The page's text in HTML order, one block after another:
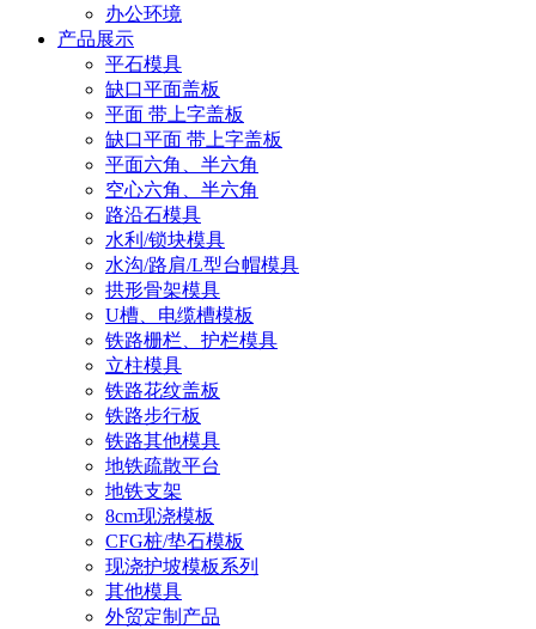
办公环境
产品展示
平石模具
缺口平面盖板
平面 带上字盖板
缺口平面 带上字盖板
平面六角、半六角
空心六角、半六角
路沿石模具
水利/锁块模具
水沟/路肩/L型台帽模具
拱形骨架模具
U槽、电缆槽模板
铁路栅栏、护栏模具
立柱模具
铁路花纹盖板
铁路步行板
铁路其他模具
地铁疏散平台
地铁支架
8cm现浇模板
CFG桩/垫石模板
现浇护坡模板系列
其他模具
外贸定制产品